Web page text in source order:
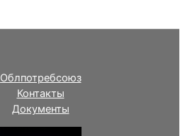
Облпотребсоюз
Контакты
Документы